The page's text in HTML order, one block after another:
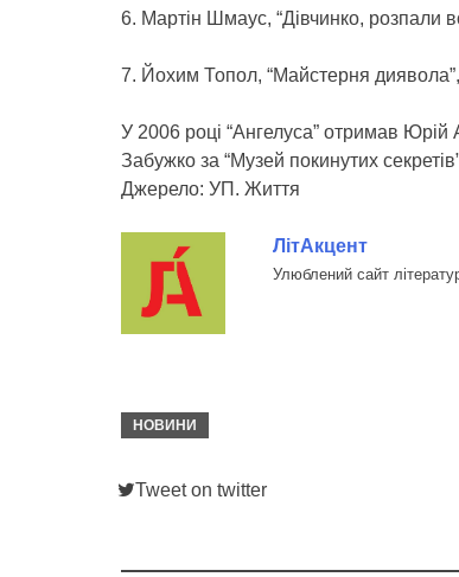
6. Мартін Шмаус, “Дівчинко, розпали
7. Йохим Топол, “Майстерня
У 2006 році “Ангелуса” отримав
Забужко за “Музей покинутих
Джерело: УП. Життя
ЛітАкцент
Улюблений сайт
НОВИНИ
Tweet on twitter